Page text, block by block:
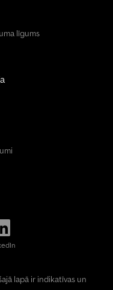
līgums
lapā ir indikatīvas un